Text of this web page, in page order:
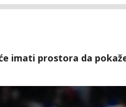
imati prostora da